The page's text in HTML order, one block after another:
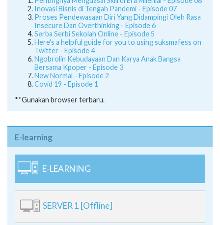
Pentingnya Menguasai Skill di Era Milenial - Episode 08
Inovasi Bisnis di Tengah Pandemi - Episode 07
Proses Pendewasaan Diri Yang Didampingi Oleh Rasa
Insecure Dan Overthinking - Episode 6
Serba Serbi Sekolah Online - Episode 5
Here's a helpful guide for you to using suksmafess on
Twitter - Episode 4
Ngobrolin Kebudayaan Dan Karya Anak Bangsa
Bersama Kpoper - Episode 3
New Normal - Episode 2
Covid 19 - Episode 1
**Gunakan browser terbaru.
E-learning
E-LEARNING
SERVER 1 [Offline]